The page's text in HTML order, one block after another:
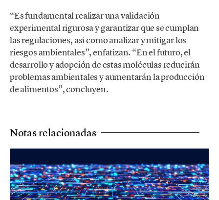
“Es fundamental realizar una validación
experimental rigurosa y garantizar que se cumplan
las regulaciones, así como analizar y mitigar los
riesgos ambientales”, enfatizan. “En el futuro, el
desarrollo y adopción de estas moléculas reducirán
problemas ambientales y aumentarán la producción
de alimentos”, concluyen.
Notas relacionadas